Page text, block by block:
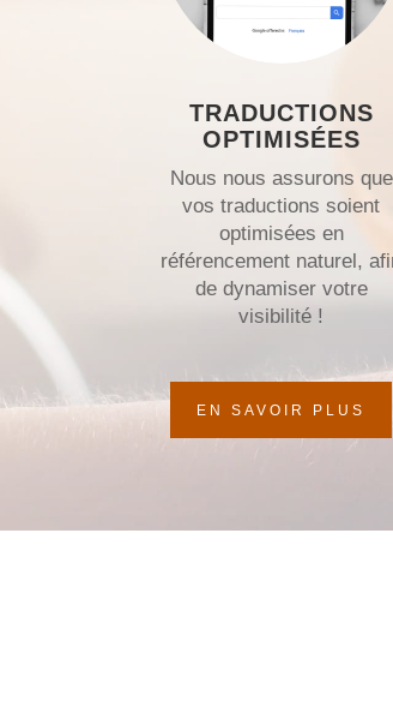
TRADUCTIONS
OPTIMISÉES
Nous nous assurons que
vos traductions soient
optimisées en
référencement naturel,
de dynamiser votre
visibilité !
EN SAVOIR PLUS